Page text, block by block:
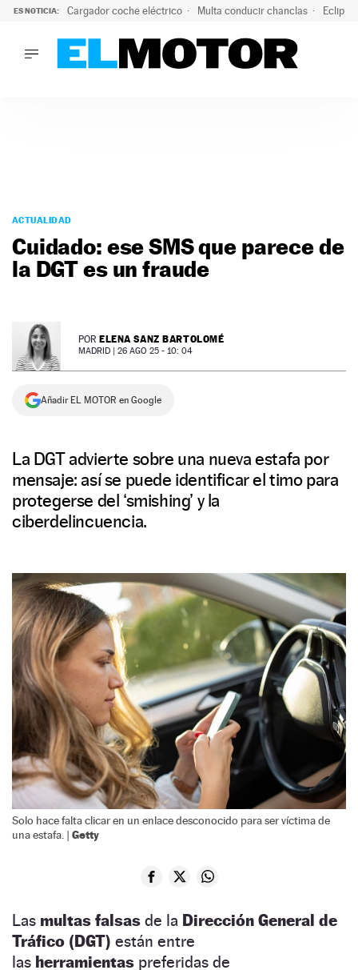
ES NOTICIA: Cargador coche eléctrico Multa conducir chanclas
PODCAST
MOTOS
TECNOLOGÍA
PREMIOS
SERVICIOS
ACTUALIDAD
Cuidado: ese SMS que parece de
la DGT es un fraude
POR ELENA SANZ BARTOLOMÉ
MADRID | 26 AGO 25 - 10: 04
Añadir EL MOTOR en Google
La DGT advierte sobre una nueva estafa por
mensaje: así se puede identificar el timo para
protegerse del ‘smishing’ y la
ciberdelincuencia.
Solo hace falta clicar en un enlace desconocido para ser víctima de
una estafa. | Getty
Las multas falsas de la Dirección General de
Tráfico (DGT) están entre
las herramientas preferidas de